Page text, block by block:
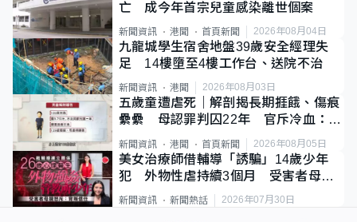
亡 成今年首宗兒童感染離世個案
新聞資訊 港聞 首頁新聞 2026年08月04日
九龍城學生宿舍地盤39歲安全經理失
足 14樓墮至4樓工作台、送院不治
新聞資訊 港聞 2026年08月03日
五歲童遭虐死｜解剖揭長期捱餓、傷痕
纍纍 母認罪判囚22年 官斥冷血：同
類案最惡劣
新聞資訊 港聞 首頁新聞 2026年08月05日
美女治療師借輔導「誘騙」14歲少年
犯 外物性虐持續3個月 受害者母：
要保護其他人
新聞資訊 新聞熱話 2026年07月30日